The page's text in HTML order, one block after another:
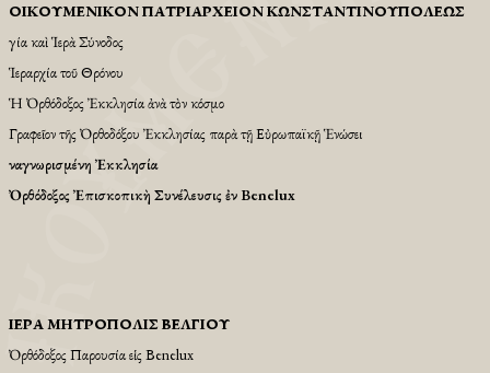
ΟἸΚΟΥΜΕΝΙΚῸΝ ΠΑΤΡΙΑΡΧΕΙ͂ΟΝ ΚΩΝΣΤΑΝΤΙΝΟΥΠΌΛΕΩΣ
Ἁγία καὶ Ἱερὰ Σύνοδος
Ἱεραρχία τοῦ Θρόνου
Ἡ Ὀρθόδοξος Ἐκκλησία ἀνὰ τὸν κόσμο
Γραφεῖον τῆς Ὀρθοδόξου Ἐκκλησίας παρὰ τῇ Εὐρωπαϊκῇ Ἑνώσει
Ἀναγνωρισμένη Ἐκκλησία
Ὀρθόδοξος Ἐπισκοπικὴ Συνέλευσις ἐν Benelux
ἹΕΡΆ ΜΗΤΡΌΠΟΛΙΣ ΒΕΛΓΊΟΥ
Ὀρθόδοξος Παρουσία εἱς Βenelux